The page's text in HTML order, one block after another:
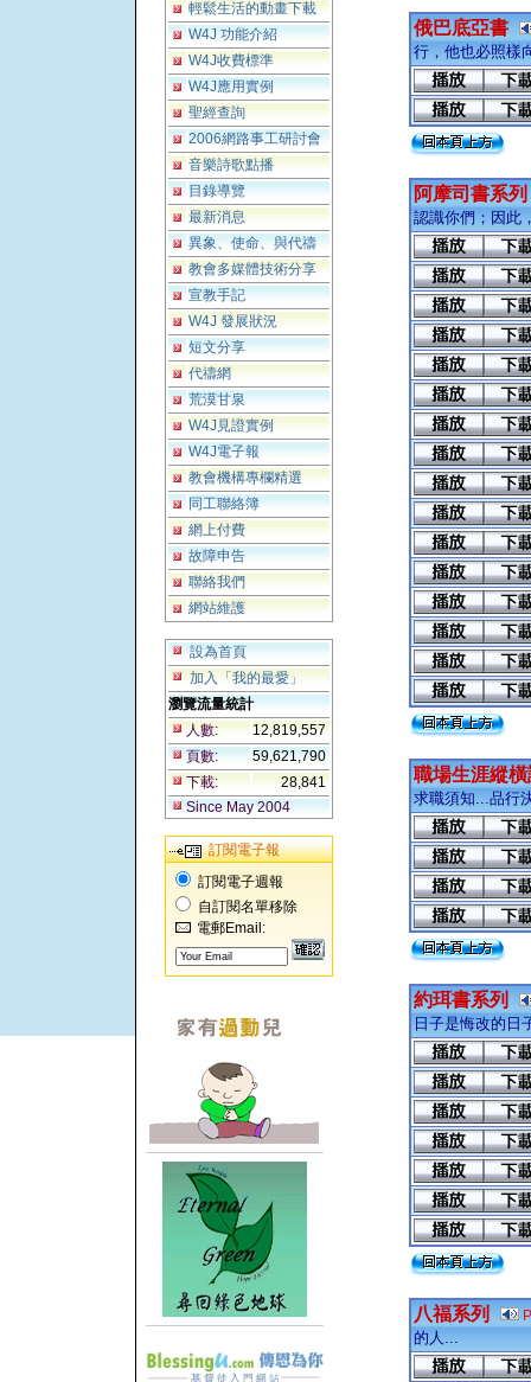
輕鬆生活的動畫下載
W4J 功能介紹
W4J收費標準
W4J應用實例
聖經查詢
2006網路事工研討會
音樂詩歌點播
目錄導覽
最新消息
異象、使命、與代禱
教會多媒體技術分享
宣教手記
W4J 發展狀況
短文分享
代禱網
荒漠甘泉
W4J見證實例
W4J電子報
教會機構專欄精選
同工聯絡簿
網上付費
故障申告
聯絡我們
網站維護
設為首頁
加入「我的最愛」
瀏覽流量統計
人數:
12,819,557
頁數:
59,621,790
下載:
28,841
Since May 2004
訂閱電子報
訂閱電子週報
自訂閱名單移除
電郵Email:
俄巴底亞書
行，他也必照樣
阿摩司書系列
認識你們；因此
職場生涯縱橫
求職須知...品行
約珥書系列
日子是悔改的
八福系列
的人...